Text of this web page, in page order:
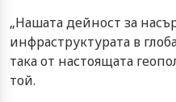
„Нашата дейност за
инфраструктурата в
така от настоящата
той.